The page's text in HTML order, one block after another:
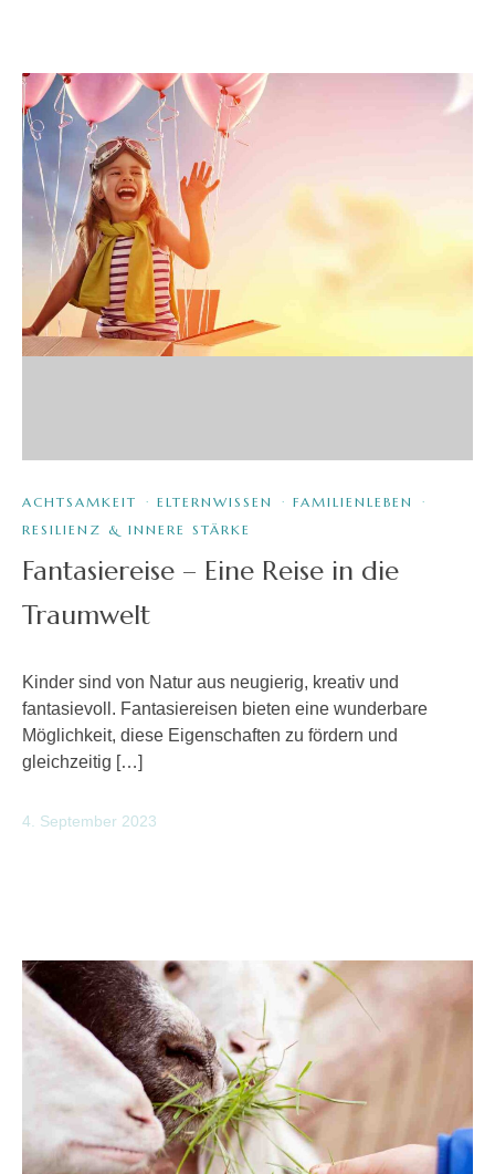
ACHTSAMKEIT · ELTERNWISSEN · FAMILIENLEBEN
·
RESILIENZ & INNERE STÄRKE
Fantasiereise – Eine Reise in die
Traumwelt
Kinder sind von Natur aus neugierig, kreativ und
fantasievoll. Fantasiereisen bieten eine wunderbare
Möglichkeit, diese Eigenschaften zu fördern und
gleichzeitig […]
4. September 2023